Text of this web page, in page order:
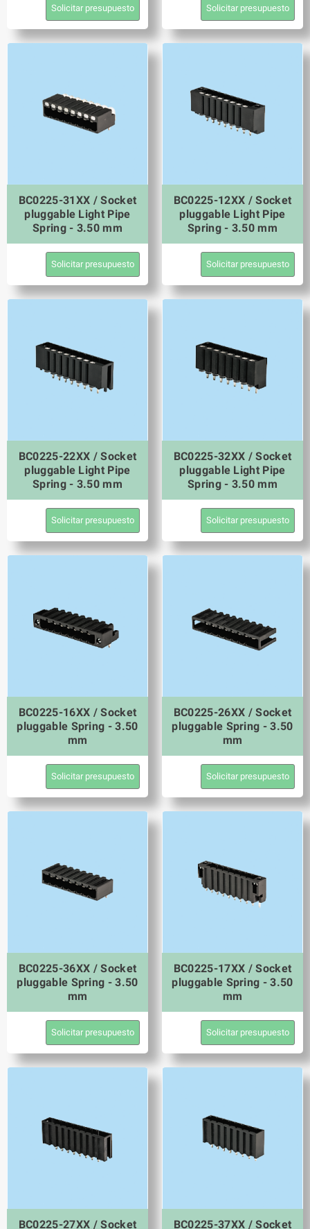
Solicitar presupuesto Solicitar presupuesto
BC0225-31XX / Socket
pluggable Light Pipe
Spring - 3.50 mm
Solicitar presupuesto
BC0225-12XX / Socket
pluggable Light Pipe
Spring - 3.50 mm
Solicitar presupuesto
BC0225-22XX / Socket
pluggable Light Pipe
Spring - 3.50 mm
Solicitar presupuesto
BC0225-32XX / Socket
pluggable Light Pipe
Spring - 3.50 mm
Solicitar presupuesto
BC0225-16XX / Socket
pluggable Spring - 3.50
mm
Solicitar presupuesto
BC0225-26XX / Socket
pluggable Spring - 3.50
mm
Solicitar presupuesto
BC0225-36XX / Socket
pluggable Spring - 3.50
mm
Solicitar presupuesto
BC0225-17XX / Socket
pluggable Spring - 3.50
mm
Solicitar presupuesto
BC0225-27XX / Socket BC0225-37XX / Socket